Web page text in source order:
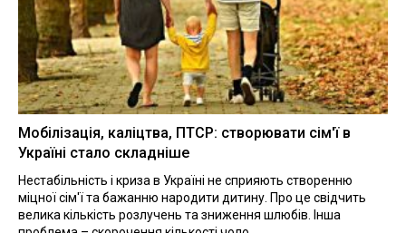
Мобілізація, каліцтва, ПТСР: створювати сім'ї в
Україні стало складніше
Нестабільність і криза в Україні не сприяють створенню
міцної сім'ї та бажанню народити дитину. Про це свідчить
велика кількість розлучень та зниження шлюбів. Інша